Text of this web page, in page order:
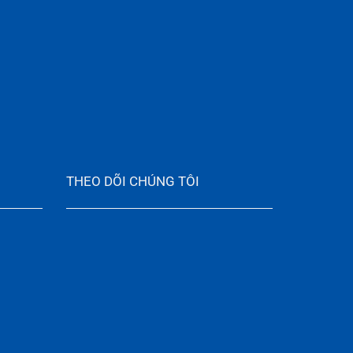
THEO DÕI CHÚNG TÔI